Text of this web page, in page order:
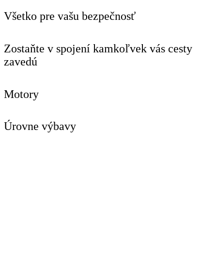
Všetko pre vašu bezpečnosť
Zostaňte v spojení kamkoľvek vás cesty
zavedú
Motory
Úrovne výbavy